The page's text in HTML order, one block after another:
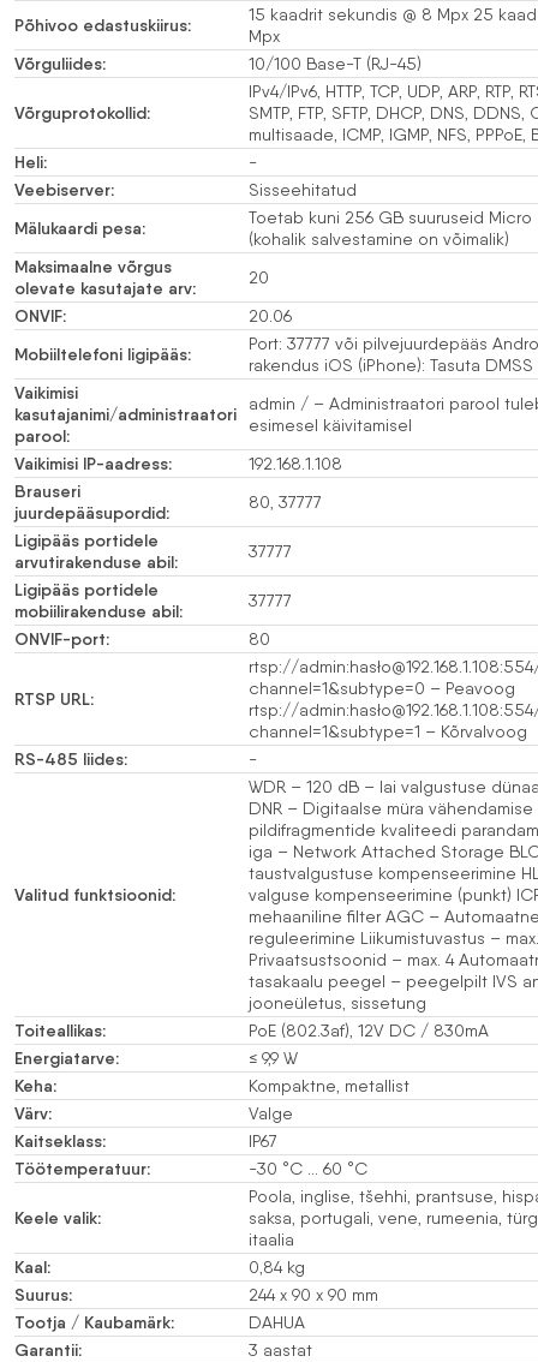
Põhivoo edastuskiirus:
15 kaadrit sekundis @ 8 Mpx 25
Mpx
Võrguliides: 10/100 Base-T (RJ-45)
Võrguprotokollid:
IPv4/IPv6, HTTP, TCP, UDP, ARP, RTP,
SMTP, FTP, SFTP, DHCP, DNS, DDNS,
multisaade, ICMP, IGMP, NFS, PPPoE,
Heli: -
Veebiserver: Sisseehitatud
Mälukaardi pesa:
Toetab kuni 256 GB suuruseid
(kohalik salvestamine on võimalik)
Maksimaalne võrgus
olevate kasutajate arv:
20
ONVIF: 20.06
Mobiiltelefoni ligipääs:
Port: 37777 või pilvejuurdepääs
rakendus iOS (iPhone): Tasuta
Vaikimisi
kasutajanimi/administraatori
parool:
admin / – Administraatori parool
esimesel käivitamisel
Vaikimisi IP-aadress: 192.168.1.108
Brauseri
juurdepääsupordid:
80, 37777
Ligipääs portidele
arvutirakenduse abil:
37777
Ligipääs portidele
mobiilirakenduse abil:
37777
ONVIF-port: 80
RTSP URL:
rtsp://
channel=1&subtype=0 – Peavoog
rtsp://
channel=1&subtype=1 – Kõrvalvoog
RS-485 liides: -
Valitud funktsioonid:
WDR – 120 dB – lai valgustuse
DNR – Digitaalse müra
pildifragmentide kvaliteedi
iga – Network Attached Storage
taustvalgustuse kompenseerimine
valguse kompenseerimine (punkt)
mehaaniline filter AGC –
reguleerimine Liikumistuvastus –
Privaatsustsoonid – max. 4
tasakaalu peegel – peegelpilt IVS
jooneületus, sissetung
Toiteallikas: PoE (802.3af), 12V DC / 830mA
Energiatarve: ≤ 9,9 W
Keha: Kompaktne, metallist
Värv: Valge
Kaitseklass: IP67
Töötemperatuur: -30 °C … 60 °C
Keele valik:
Poola, inglise, tšehhi, prantsuse,
saksa, portugali, vene, rumeenia,
itaalia
Kaal: 0,84 kg
Suurus: 244 x 90 x 90 mm
Tootja / Kaubamärk: DAHUA
Garantii: 3 aastat